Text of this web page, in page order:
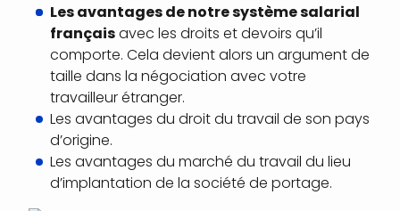
Les avantages de notre système salarial
françaisavec les droits et devoirs qu’il
comporte. Cela devient alors un argument de
taille dans la négociation avec votre
travailleur étranger.
Les avantages du droit du travail de son pays
d’origine.
Les avantages du marché du travail du lieu
d’implantation de la société de portage.